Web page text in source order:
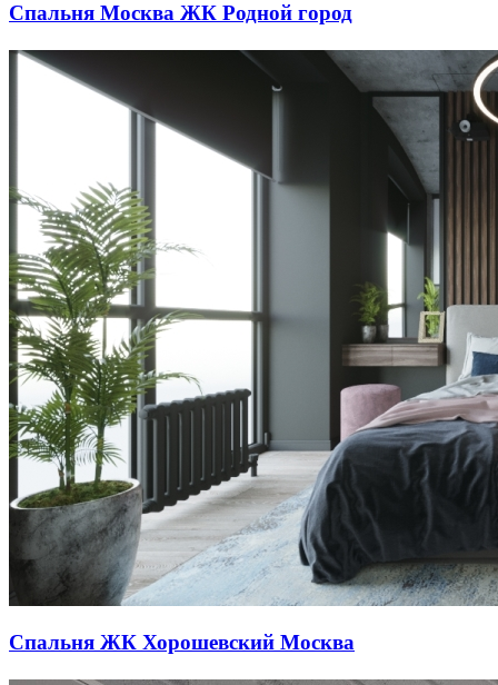
Спальня Москва ЖК Родной город
Спальня ЖК Хорошевский Москва